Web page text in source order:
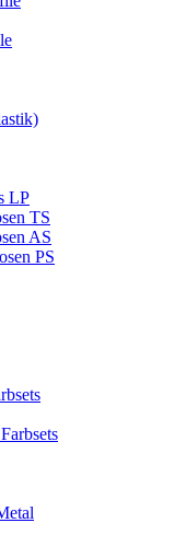
LP
TS
AS
PS